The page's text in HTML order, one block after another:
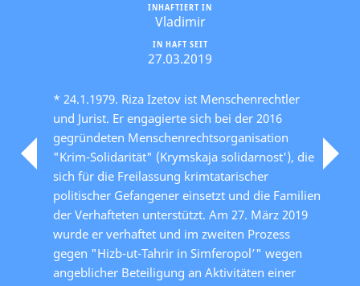
IN HAFT SEIT
27.03.2019
INHAFTIERT IN
Vladimir
* 24.1.1979. Riza Izetov ist Menschenrechtler
und Jurist. Er engagierte sich bei der 2016
gegründeten Menschenrechtsorganisation
"Krim-Solidarität" (Krymskaja solidarnost'), die
sich für die Freilassung krimtatarischer
politischer Gefangener einsetzt und die Familien
der Verhafteten unterstützt. Am 27. März 2019
wurde er verhaftet und im zweiten Prozess
gegen "Hizb-ut-Tahrir in Simferopol’" wegen
angeblicher Beteiligung an Aktivitäten einer